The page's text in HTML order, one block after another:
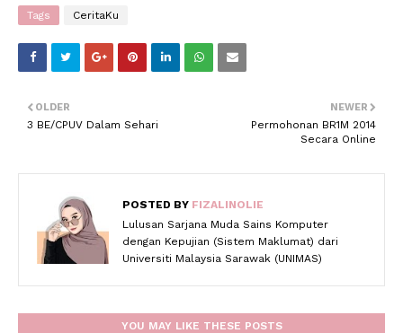
Tags CeritaKu
NEWER
Permohonan BR1M 2014
Secara Online
OLDER
3 BE/CPUV Dalam Sehari
POSTED BY FIZALINOLIE
Lulusan Sarjana Muda Sains Komputer
dengan Kepujian (Sistem Maklumat) dari
Universiti Malaysia Sarawak (UNIMAS)
YOU MAY LIKE THESE POSTS